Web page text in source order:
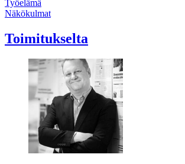
Työelämä
Näkökulmat
Toimitukselta